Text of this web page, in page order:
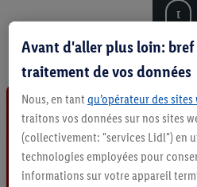
D
c
u
v
i
r
t
o
Avant d'aller plus loin:
traitement de vos données
Nous, en tant qu’opérateur des
traitons vos données sur nos sites
(collectivement: "services Lidl") en
technologies employées pour
informations sur votre appareil